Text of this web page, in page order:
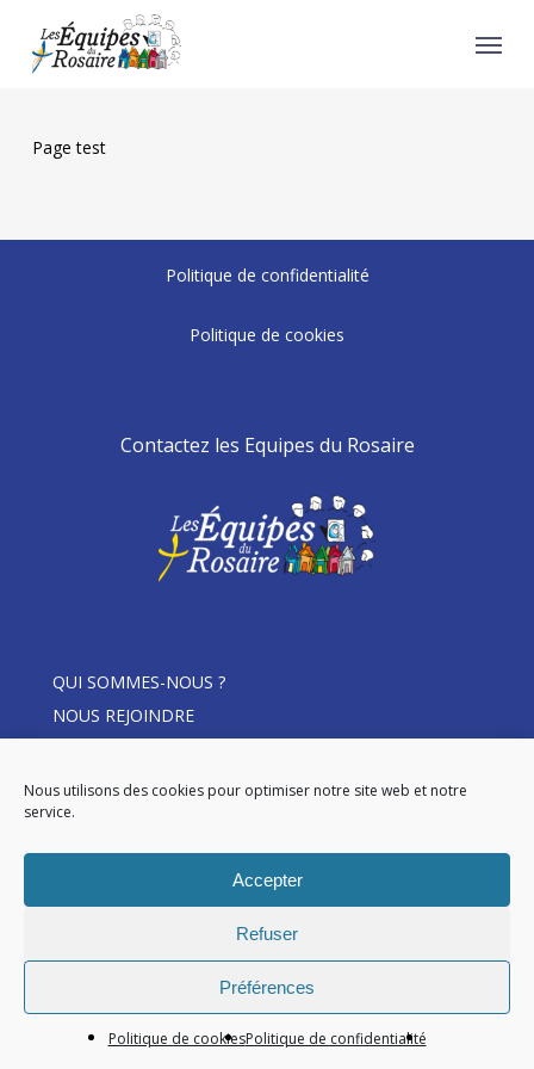
Nous utilisons des cookies pour optimiser notre site web et notre
service.
Accepter
Refuser
Préférences
Politique de cookiesPolitique de confidentialité
main
content
Menu
Page test
Politique de confidentialité
Politique de cookies
Contactez les Equipes du Rosaire
QUI SOMMES-NOUS ?
NOUS REJOINDRE
ACTUALITÉS
DEVENIR MEMBRE
LE ROSAIRE EN ÉQUIPE
facebook